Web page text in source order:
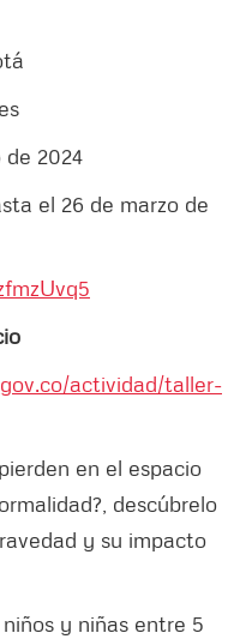
de 2024
el 26 de marzo de
actividad/taller-
en el espacio
descúbrelo
y su impacto
y niñas entre 5